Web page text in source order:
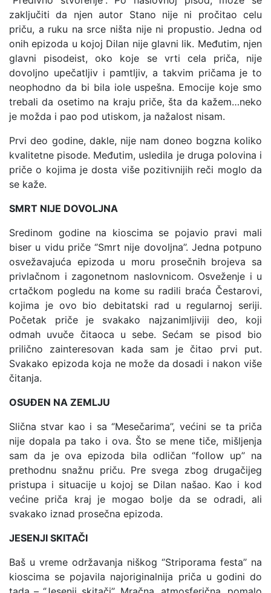
zaključiti da njen autor Stano nije ni pročitao celu
priču, a ruku na srce ništa nije ni propustio. Jedna od
onih epizoda u kojoj Dilan nije glavni lik. Međutim, njen
glavni pisodeist, oko koje se vrti cela priča, nije
dovoljno upečatljiv i pamtljiv, a takvim pričama je to
neophodno da bi bila iole uspešna. Emocije koje smo
trebali da osetimo na kraju priče, šta da kažem…neko
je možda i pao pod utiskom, ja nažalost nisam.
Prvi deo godine, dakle, nije nam doneo bogzna koliko
kvalitetne pisode. Međutim, usledila je druga polovina i
priče o kojima je dosta više pozitivnijih reči moglo da
se kaže.
SMRT NIJE DOVOLJNA
Sredinom godine na kioscima se pojavio pravi mali
biser u vidu priče ‘’Smrt nije dovoljna’’. Jedna potpuno
osvežavajuća epizoda u moru prosečnih brojeva sa
privlačnom i zagonetnom naslovnicom. Osveženje i u
crtačkom pogledu na kome su radili braća Čestarovi,
kojima je ovo bio debitatski rad u regularnoj seriji.
Početak priče je svakako najzanimljiviji deo, koji
odmah uvuče čitaoca u sebe. Sećam se pisod bio
prilično zainteresovan kada sam je čitao prvi put.
Svakako epizoda koja ne može da dosadi i nakon više
čitanja.
OSUĐEN NA ZEMLJU
Slična stvar kao i sa ‘’Mesečarima’’, većini se ta priča
nije dopala pa tako i ova. Što se mene tiče, mišljenja
sam da je ova epizoda bila odličan ‘’follow up’’ na
prethodnu snažnu priču. Pre svega zbog drugačijeg
pristupa i situacije u kojoj se Dilan našao. Kao i kod
većine priča kraj je mogao bolje da se odradi, ali
svakako iznad prosečna epizoda.
JESENJI SKITAČI
Baš u vreme održavanja niškog ‘’Striporama festa’’ na
kioscima se pojavila najoriginalnija priča u godini do